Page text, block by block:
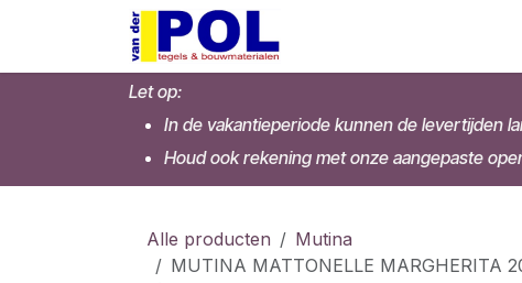
Overslaan naar inhoud
Let op:
In de vakantieperiode kunnen de levertijden
Houd ook rekening met onze aangepaste
Alle producten
Mutina
MUTINA MATTONELLE MARGHERITA